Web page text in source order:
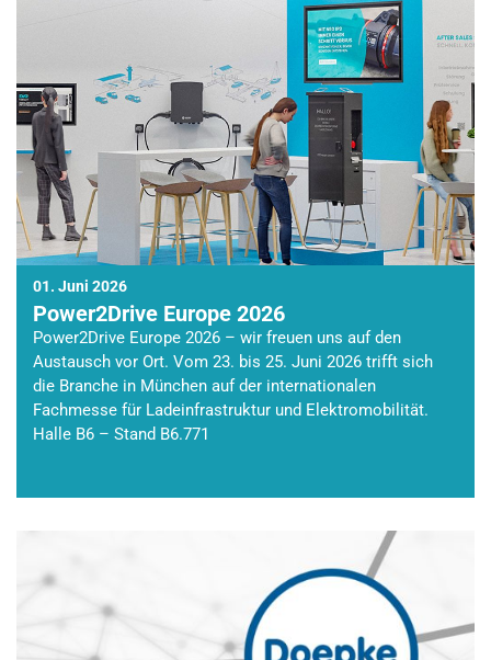
01. Juni 2026
Power2Drive Europe 2026
Power2Drive Europe 2026 – wir freuen uns auf den
Austausch vor Ort. Vom 23. bis 25. Juni 2026 trifft sich
die Branche in München auf der internationalen
Fachmesse für Ladeinfrastruktur und Elektromobilität.
Halle B6 – Stand B6.771